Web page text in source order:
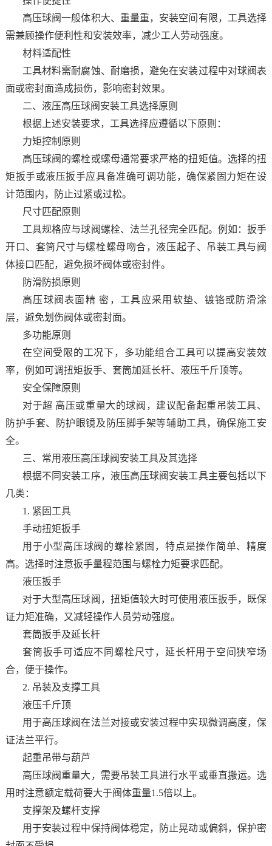
高压球阀一般体积大、重量重，安装空间有限，工具选择
需兼顾操作便利性和安装效率，减少工人劳动强度。
材料适配性
工具材料需耐腐蚀、耐磨损，避免在安装过程中对球阀表
面或密封面造成损伤，影响密封效果。
二、液压高压球阀安装工具选择原则
根据上述安装要求，工具选择应遵循以下原则：
力矩控制原则
高压球阀的螺栓或螺母通常要求严格的扭矩值。选择的扭
矩扳手或液压扳手应具备准确可调功能，确保紧固力矩在设
计范围内，防止过紧或过松。
尺寸匹配原则
工具规格应与球阀螺栓、法兰孔径完全匹配。例如：扳手
开口、套筒尺寸与螺栓螺母吻合，液压起子、吊装工具与阀
体接口匹配，避免损坏阀体或密封件。
防滑防损原则
高压球阀表面精 密，工具应采用软垫、镀铬或防滑涂
层，避免划伤阀体或密封面。
多功能原则
在空间受限的工况下，多功能组合工具可以提高安装效
率，例如可调扭矩扳手、套筒加延长杆、液压千斤顶等。
安全保障原则
对于超 高压或重量大的球阀，建议配备起重吊装工具、
防护手套、防护眼镜及防压脚手架等辅助工具，确保施工安
全。
三、常用液压高压球阀安装工具及其选择
根据不同安装工序，液压高压球阀安装工具主要包括以下
几类：
1. 紧固工具
手动扭矩扳手
用于小型高压球阀的螺栓紧固，特点是操作简单、精度
高。选择时注意扳手量程范围与螺栓力矩要求匹配。
液压扳手
对于大型高压球阀，扭矩值较大时可使用液压扳手，既保
证力矩准确，又减轻操作人员劳动强度。
套筒扳手及延长杆
套筒扳手可适应不同螺栓尺寸，延长杆用于空间狭窄场
合，便于操作。
2. 吊装及支撑工具
液压千斤顶
用于高压球阀在法兰对接或安装过程中实现微调高度，保
证法兰平行。
起重吊带与葫芦
高压球阀重量大，需要吊装工具进行水平或垂直搬运。选
用时注意额定载荷要大于阀体重量1.5倍以上。
支撑架及螺杆支撑
用于安装过程中保持阀体稳定，防止晃动或偏斜，保护密